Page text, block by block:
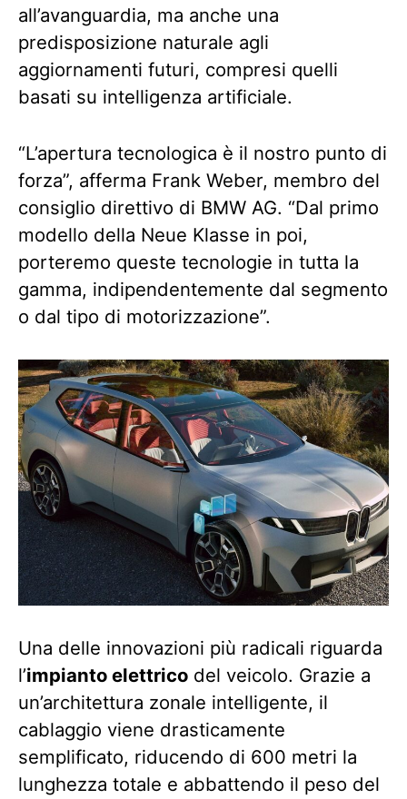
all’avanguardia, ma anche una
predisposizione naturale agli
aggiornamenti futuri, compresi quelli
basati su intelligenza artificiale.
“L’apertura tecnologica è il nostro punto di
forza”, afferma Frank Weber, membro del
consiglio direttivo di BMW AG. “Dal primo
modello della Neue Klasse in poi,
porteremo queste tecnologie in tutta la
gamma, indipendentemente dal segmento
o dal tipo di motorizzazione”.
Una delle innovazioni più radicali riguarda
l’impianto elettrico del veicolo. Grazie a
un’architettura zonale intelligente, il
cablaggio viene drasticamente
semplificato, riducendo di 600 metri la
lunghezza totale e abbattendo il peso del